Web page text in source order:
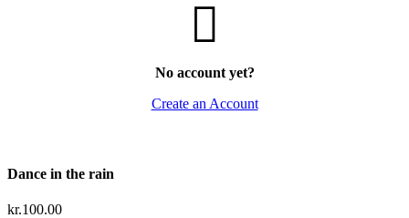
No account yet?
Create an Account
Dance in the rain
kr.100.00